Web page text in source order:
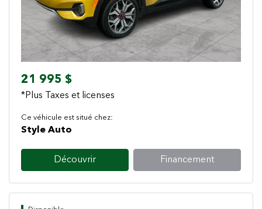
21 995 $
*Plus Taxes et licenses
Ce véhicule est situé chez:
Style Auto
Découvrir Financement